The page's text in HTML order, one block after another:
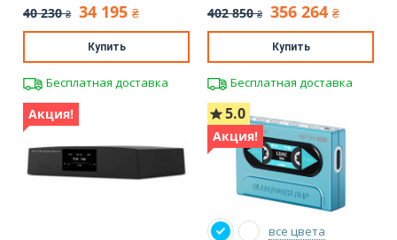
40 230 ₴ 34 195 ₴
Купить
Бесплатная доставка
402 850 ₴ 356 264 ₴
Купить
Бесплатная доставка
Акция! 5.0
Акция!
все цвета